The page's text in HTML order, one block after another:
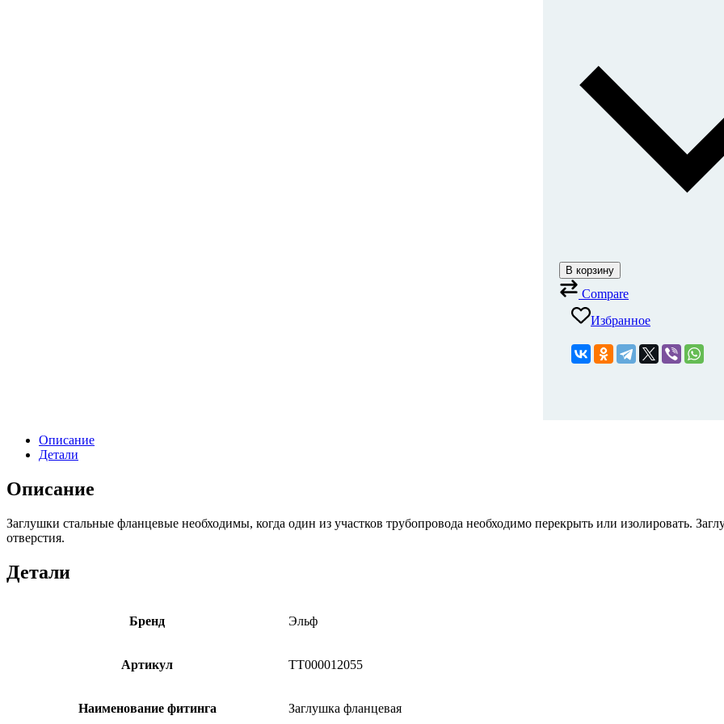
В корзину
Compare
Избранное
Описание
Детали
Описание
Заглушки стальные фланцевые необходимы, когда один из участков трубопровода необходимо перекрыть или изолировать.
отверстия.
Детали
Бренд Эльф
Артикул ТТ000012055
Наименование фитинга Заглушка фланцевая